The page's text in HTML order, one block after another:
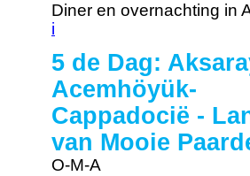
Diner en overnachting in
i
5 de Dag:
Acemhöyük-
Cappadocië -
van Mooie
O-M-A